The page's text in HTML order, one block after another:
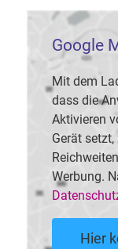
Google
Mit dem
dass die
Aktivieren
Gerät
Werbung.
Hier